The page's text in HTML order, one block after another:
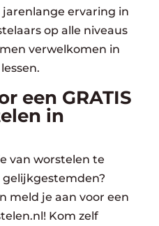
ervaring in
op alle niveaus
verwelkomen in
een GRATIS
in
van worstelen te
meld je aan voor een
Kom zelf